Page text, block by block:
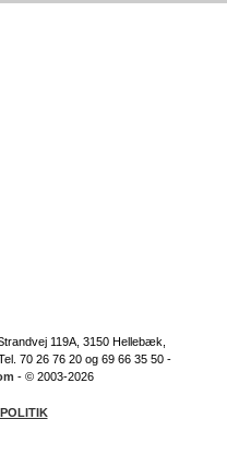
119A, 3150 Hellebæk,
70 26 76 20 og 69 66 35 50 -
- © 2003-2026